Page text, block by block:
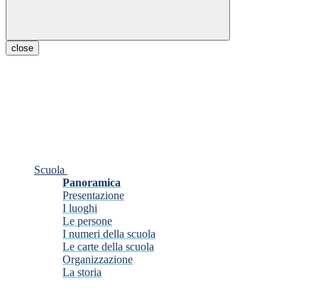
close
Scuola
Panoramica
Presentazione
I luoghi
Le persone
I numeri della scuola
Le carte della scuola
Organizzazione
La storia